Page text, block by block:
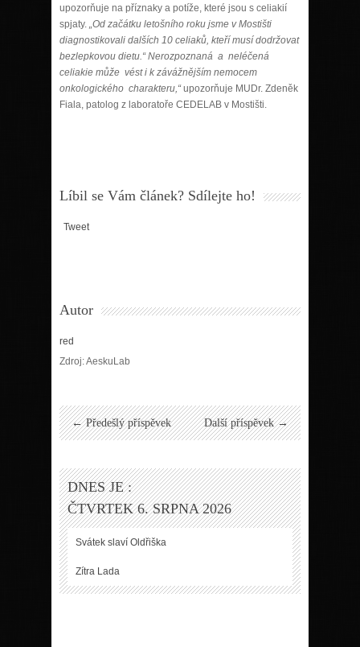
upozorňuje na příznaky a potíže, které jsou s celiakií
spjaty. „Od začátku letošního roku jsme v Mostišti
diagnostikovali dalších 10 celiaků, kteří musí dodržovat
bezlepkovou dietu.“Nerozpoznaná a neléčená
celiakie může vést i k závážnějším nemocem
onkologického charakteru,“upozorňuje MUDr. Zdeněk
Fiala, patolog z laboratoře CEDELAB v Mostišti.
Líbil se Vám článek? Sdílejte ho!
Tweet
Autor
red
Zdroj: AeskuLab
← Předešlý příspěvek Další příspěvek →
DNES JE :
ČTVRTEK 6. SRPNA 2026
Svátek slaví Oldřiška
Zítra Lada